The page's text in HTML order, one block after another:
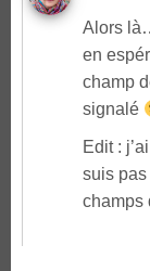
Alors
en
champ
signalé
Edit :
suis pas
champs